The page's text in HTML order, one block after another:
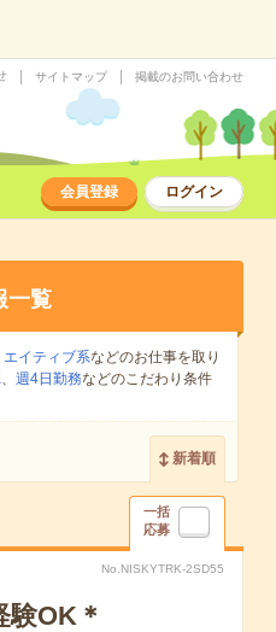
サイトマップ 掲載のお問い合わせ
会員登録 ログイン
一覧
エイティブ系などのお仕事を取り
、 週4日勤務などのこだわり条件
新着順
一括
応募
No.NISKYTRK-2SD55
OK＊